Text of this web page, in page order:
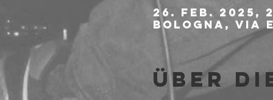
26. Feb. 2025,
Bologna, Via
Über